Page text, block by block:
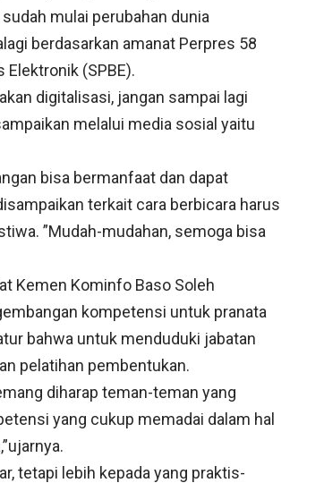
mulai perubahan dunia
berdasarkan amanat Perpres 58
(SPBE).
digitalisasi, jangan sampai lagi
melalui media sosial yaitu
bisa bermanfaat dan dapat
terkait cara berbicara harus
”Mudah-mudahan, semoga bisa
Kemen Kominfo Baso Soleh
kompetensi untuk pranata
bahwa untuk menduduki jabatan
pelatihan pembentukan.
diharap teman-teman yang
yang cukup memadai dalam hal
tetapi lebih kepada yang praktis-